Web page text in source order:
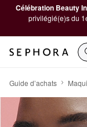
Célébration Beauty
privilégié(e)s du
Guide d’achats